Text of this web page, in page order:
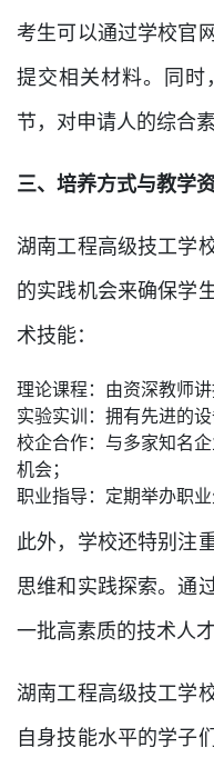
考生可以通过学校官
提交相关材料。同时
节，对申请人的综合
三、培养方式与教学
湖南工程高级技工学
的实践机会来确保学
术技能：
理论课程：由资深教师
实验实训：拥有先进的设
校企合作：与多家知名
机会；
职业指导：定期举办职
此外，学校还特别注
思维和实践探索。通
一批高素质的技术人才
湖南工程高级技工学
自身技能水平的学子